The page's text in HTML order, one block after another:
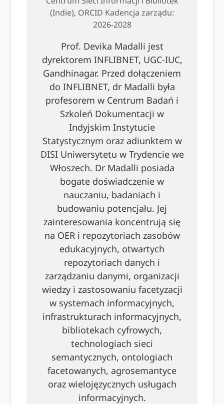
(Indie), ORCID Kadencja zarządu:
2026-2028
Prof. Devika Madalli jest
dyrektorem INFLIBNET, UGC-IUC,
Gandhinagar. Przed dołączeniem
do INFLIBNET, dr Madalli była
profesorem w Centrum Badań i
Szkoleń Dokumentacji w
Indyjskim Instytucie
Statystycznym oraz adiunktem w
DISI Uniwersytetu w Trydencie we
Włoszech. Dr Madalli posiada
bogate doświadczenie w
nauczaniu, badaniach i
budowaniu potencjału. Jej
zainteresowania koncentrują się
na OER i repozytoriach zasobów
edukacyjnych, otwartych
repozytoriach danych i
zarządzaniu danymi, organizacji
wiedzy i zastosowaniu facetyzacji
w systemach informacyjnych,
infrastrukturach informacyjnych,
bibliotekach cyfrowych,
technologiach sieci
semantycznych, ontologiach
facetowanych, agrosemantyce
oraz wielojęzycznych usługach
informacyjnych.